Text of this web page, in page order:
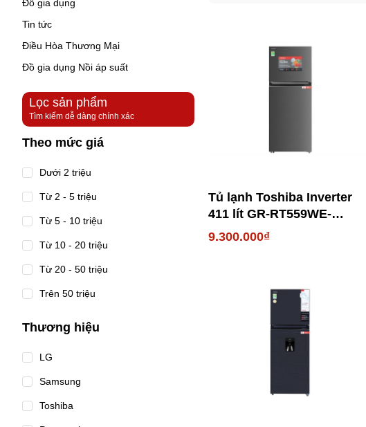
Đồ gia dụng
Tin tức
Điều Hòa Thương Mại
Đồ gia dụng Nồi áp suất
Lọc sản phẩm
Tìm kiếm dễ dàng chính xác
Theo mức giá
Dưới 2 triệu
Từ 2 - 5 triệu
Từ 5 - 10 triệu
Từ 10 - 20 triệu
Từ 20 - 50 triệu
Trên 50 triệu
Thương hiệu
LG
Samsung
Toshiba
Tủ lạnh Toshiba Inverter
411 lít GR-RT559WE-
PMV(58)-MM
9.300.000₫